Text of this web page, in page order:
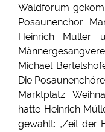
Waldforum
Posaunenchor
Heinrich Müller
Michael
Die
Marktplatz
hatte Heinrich
gewählt: „Zeit der